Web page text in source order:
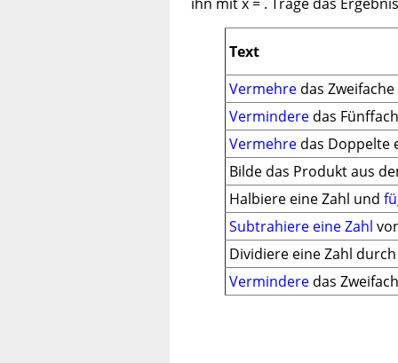
Text
Vermehre das
Vermindere das
Vermehre das Doppelte
Bilde das Produkt aus
Halbiere eine Zahl und
Subtrahiere eine Zahl
Dividiere eine Zahl durch
Vermindere das